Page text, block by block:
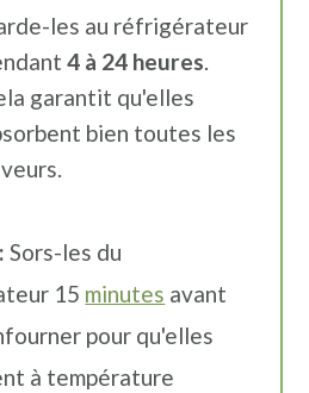
les au réfrigérateur
4 à 24 heures.
garantit qu'elles
bien toutes les
Sors-les du
15 minutes avant
pour qu'elles
à température